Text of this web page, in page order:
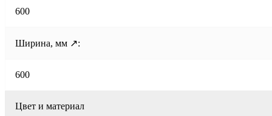
600
Ширина, мм ↗:
600
Цвет и материал